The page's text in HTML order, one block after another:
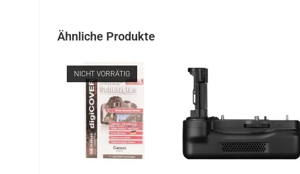
Ähnliche Produkte
NICHT VORRÄTIG